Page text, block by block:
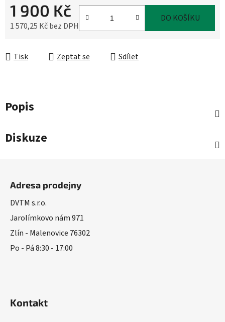
1 900 Kč
1 570,25 Kč bez DPH
DO KOŠÍKU
Tisk Zeptat se Sdílet
Popis
Diskuze
Adresa prodejny
DVTM s.r.o.
Jarolímkovo nám 971
Zlín - Malenovice 76302
Po - Pá 8:30 - 17:00
Kontakt